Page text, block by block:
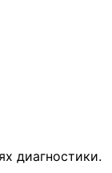
диагностики.